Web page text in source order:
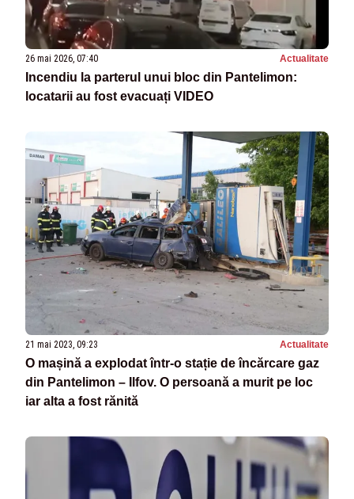
26 mai 2026, 07:40 Actualitate
Incendiu la parterul unui bloc din Pantelimon:
locatarii au fost evacuați VIDEO
21 mai 2023, 09:23 Actualitate
O mașină a explodat într-o stație de încărcare gaz
din Pantelimon – Ilfov. O persoană a murit pe loc
iar alta a fost rănită